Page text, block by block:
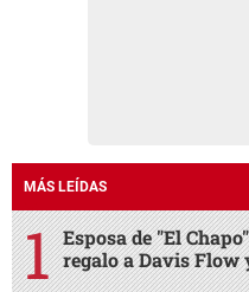
MÁS LEÍDAS
Esposa de "El
regalo a Davis